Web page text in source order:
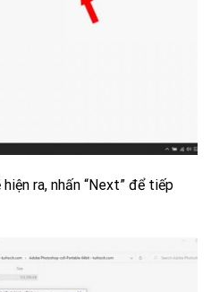
ra, nhấn “Next” để tiếp